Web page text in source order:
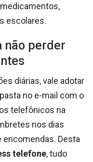
escolares.
não perder
diárias, vale adotar
no e-mail com o
telefônicos na
nos dias
Desta
telefone, tudo